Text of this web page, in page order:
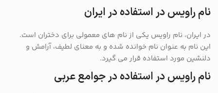
نام راویس در استفاده در ایران
در ایران، نام راویس یکی از نام های معمولی برای دختران است.
این نام به عنوان نام خوانده شده و به معنای لطیف، آرامش و
دلنشین مورد استفاده قرار می گیرد.
نام راویس در استفاده در جوامع عربی